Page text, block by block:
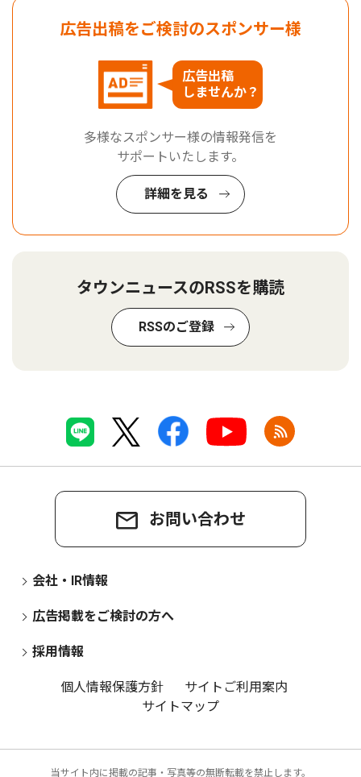
広告出稿をご検討のスポンサー様
広告出稿
しませんか？
多様なスポンサー様の情報発信を
サポートいたします。
詳細を見る
タウンニュースのRSSを購読
RSSのご登録
お問い合わせ
会社・IR情報
広告掲載をご検討の方へ
採用情報
個人情報保護方針
サイトご利用案内
サイトマップ
当サイト内に掲載の記事・写真等の無断転載を禁止します。